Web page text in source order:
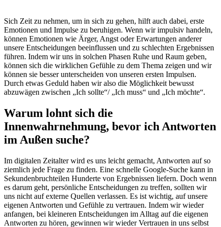
Sich Zeit zu nehmen, um in sich zu gehen, hilft auch dabei, erste
Emotionen und Impulse zu beruhigen. Wenn wir impulsiv handeln,
können Emotionen wie Ärger, Angst oder Erwartungen anderer
unsere Entscheidungen beeinflussen und zu schlechten Ergebnissen
führen. Indem wir uns in solchen Phasen Ruhe und Raum geben,
können sich die wirklichen Gefühle zu dem Thema zeigen und wir
können sie besser unterscheiden von unseren ersten Impulsen.
Durch etwas Geduld haben wir also die Möglichkeit bewusst
abzuwägen zwischen „Ich sollte“/ „Ich muss“ und „Ich möchte“.
Warum lohnt sich die
Innenwahrnehmung, bevor ich Antworten
im Außen suche?
Im digitalen Zeitalter wird es uns leicht gemacht, Antworten auf so
ziemlich jede Frage zu finden. Eine schnelle Google-Suche kann in
Sekundenbruchteilen Hunderte von Ergebnissen liefern. Doch wenn
es darum geht, persönliche Entscheidungen zu treffen, sollten wir
uns nicht auf externe Quellen verlassen. Es ist wichtig, auf unsere
eigenen Antworten und Gefühle zu vertrauen. Indem wir wieder
anfangen, bei kleineren Entscheidungen im Alltag auf die eigenen
Antworten zu hören, gewinnen wir wieder Vertrauen in uns selbst